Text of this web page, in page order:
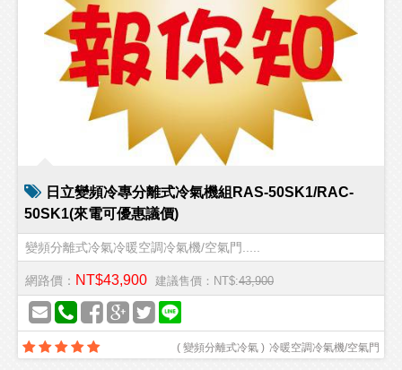
日立變頻冷專分離式冷氣機組RAS-50SK1/RAC-
50SK1(來電可優惠議價)
變頻分離式冷氣冷暖空調冷氣機/空氣門.....
網路價： NT$43,900 建議售價：NT$:43,900
冷暖空調冷氣機/空氣門
( 變頻分離式冷氣 )